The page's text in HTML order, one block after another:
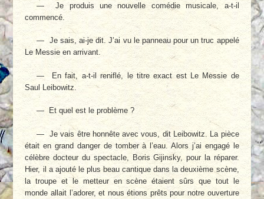
— Je produis une nouvelle comédie musicale, a-t-il
commencé.
— Je sais, ai-je dit. J’ai vu le panneau pour un truc appelé
Le Messie en arrivant.
— En fait, a-t-il reniflé, le titre exact est Le Messie de
Saul Leibowitz.
— Et quel est le problème ?
— Je vais être honnête avec vous, dit Leibowitz. La pièce
était en grand danger de tomber à l’eau. Alors j’ai engagé le
célèbre docteur du spectacle, Boris Gijinsky, pour la réparer.
Hier, il a ajouté le plus beau cantique dans la deuxième scène,
la troupe et le metteur en scène étaient sûrs que tout le
monde allait l’adorer, et nous étions prêts pour notre ouverture